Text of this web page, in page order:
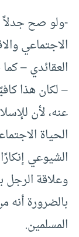
-ولو صح جدلاً
الاجتماعي
العقائدي –
– لكان هذا
عنه، لأن
الحياة
الشيوعي
وعلاقة الرجل
بالضرورة أنه
المسلمين.